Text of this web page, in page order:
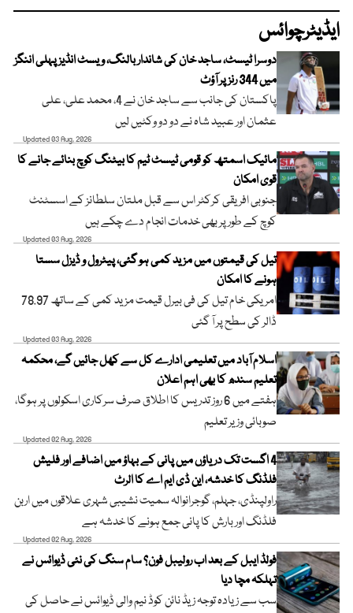
ایڈیٹرچوائس
دوسرا ٹیسٹ، ساجد خان کی شاندار بالنگ، ویسٹ انڈیز پہلی اننگز
میں 344 رنز پر آؤٹ
پاکستان کی جانب سے ساجد خان نے 4، محمد علی، علی
عثمان اور عبید شاہ نے دو دو وکٹیں لیں
Updated 03 Aug, 2026
مائیک اسمتھ کو قومی ٹیسٹ ٹیم کا بیٹنگ کوچ بنائے جانے کا
قوی امکان
جنوبی افریقی کرکٹر اس سے قبل ملتان سلطانز کے اسسٹنٹ
کوچ کے طور پر بھی خدمات انجام دے چکے ہیں
Updated 03 Aug, 2026
تیل کی قیمتوں میں مزید کمی ہو گئی، پیٹرول و ڈیزل سستا
ہونے کا امکان
امریکی خام تیل کی فی بیرل قیمت مزید کمی کے ساتھ 78.97
ڈالر کی سطح پر آ گئی
Updated 03 Aug, 2026
اسلام آباد میں تعلیمی ادارے کل سے کھل جائیں گے، محکمہ
تعلیم سندھ کا بھی اہم اعلان
ہفتے میں 6 روز تدریس کا اطلاق صرف سرکاری اسکولوں پر ہوگا،
صوبائی وزیر تعلیم
Updated 02 Aug, 2026
4 اگست تک دریاؤں میں پانی کے بہاؤ میں اضافے اور فلیش
فلڈنگ کا خدشہ، این ڈی ایم اے کا الرٹ
راولپنڈی، جہلم، گوجرانوالہ سمیت نشیبی شہری علاقوں میں اربن
فلڈنگ اور بارش کا پانی جمع ہونے کا خدشہ ہے
Updated 02 Aug, 2026
فولڈ ایبل کے بعد اب رولیبل فون؟ سام سنگ کی نئی ڈیوائس نے
تہلکہ مچا دیا
سب سے زیادہ توجہ زیڈ نائن کوڈ نیم والی ڈیوائس نے حاصل کی